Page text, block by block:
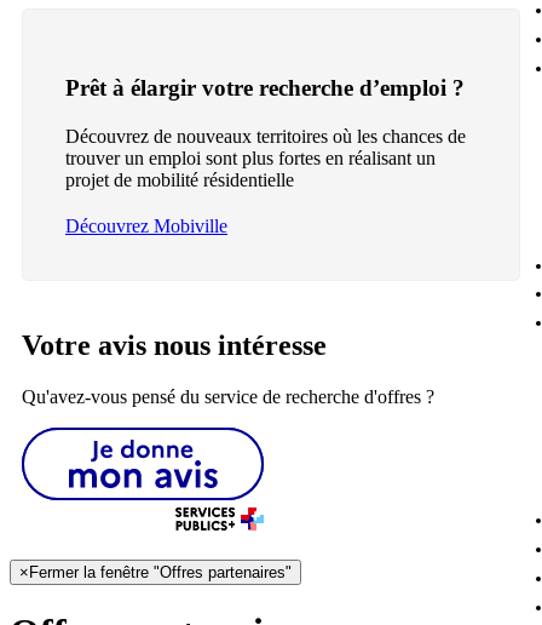
Prêt à élargir votre recherche d’emploi ?
Découvrez de nouveaux territoires où les chances de
trouver un emploi sont plus fortes en réalisant un
projet de mobilité résidentielle
Découvrez Mobiville
Votre avis nous intéresse
Qu'avez-vous pensé du service de recherche d'offres ?
× Fermer la fenêtre "Offres partenaires"